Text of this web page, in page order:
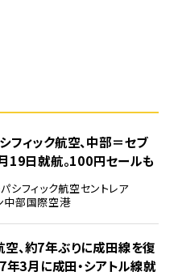
フィック航空、中部＝セブ
19日就航。100円セールも
パシフィック航空セントレア
中部国際空港
空、約7年ぶりに成田線を復
年3月に成田・シアトル線就